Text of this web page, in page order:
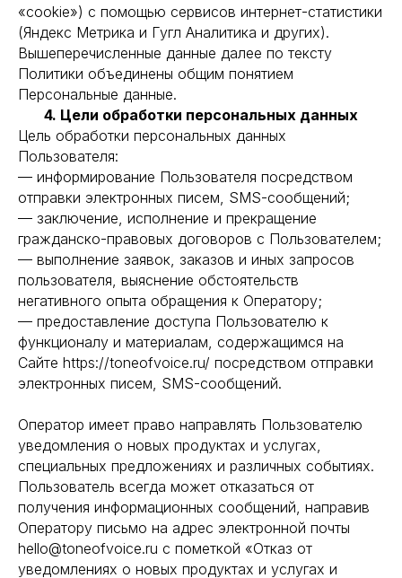
«cookie») с помощью сервисов интернет-статистики
(Яндекс Метрика и Гугл Аналитика и других).
Вышеперечисленные данные далее по тексту
Политики объединены общим понятием
Персональные данные.
4. Цели обработки персональных данных
Цель обработки персональных данных
Пользователя:
— информирование Пользователя посредством
отправки электронных писем, SMS-сообщений;
— заключение, исполнение и прекращение
гражданско-правовых договоров с Пользователем;
— выполнение заявок, заказов и иных запросов
пользователя, выяснение обстоятельств
негативного опыта обращения к Оператору;
— предоставление доступа Пользователю к
функционалу и материалам, содержащимся на
Сайте https://toneofvoice.ru/ посредством отправки
электронных писем, SMS-сообщений.
Оператор имеет право направлять Пользователю
уведомления о новых продуктах и услугах,
специальных предложениях и различных событиях.
Пользователь всегда может отказаться от
получения информационных сообщений, направив
Оператору письмо на адрес электронной почты
hello@toneofvoice.ru с пометкой «Отказ от
уведомлениях о новых продуктах и услугах и